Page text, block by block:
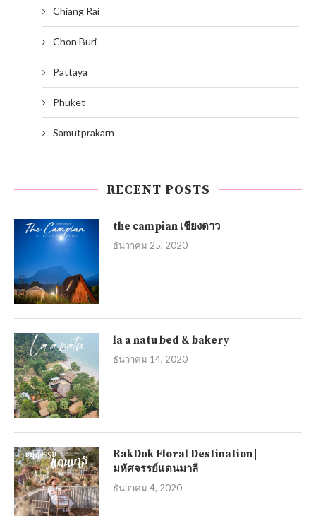
Chiang Rai
Chon Buri
Pattaya
Phuket
Samutprakarn
RECENT POSTS
the campian เชียงดาว
ธันวาคม 25, 2020
la a natu bed & bakery
ธันวาคม 14, 2020
RakDok Floral Destination |
มหัศจรรย์แดนมาลี
ธันวาคม 4, 2020